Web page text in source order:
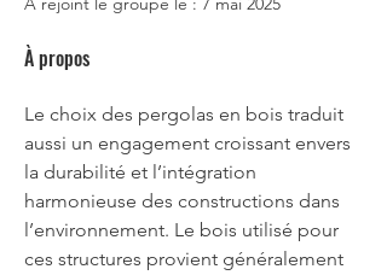
À propos
Le choix des pergolas en bois traduit
aussi un engagement croissant envers
la durabilité et l’intégration
harmonieuse des constructions dans
l’environnement. Le bois utilisé pour
ces structures provient généralement